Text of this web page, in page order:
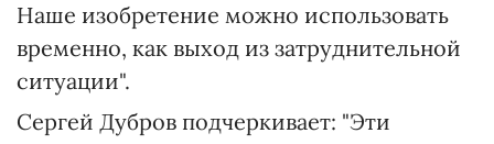
Наше изобретение можно использовать
временно, как выход из затруднительной
ситуации".
Сергей Дубров подчеркивает: "Эти